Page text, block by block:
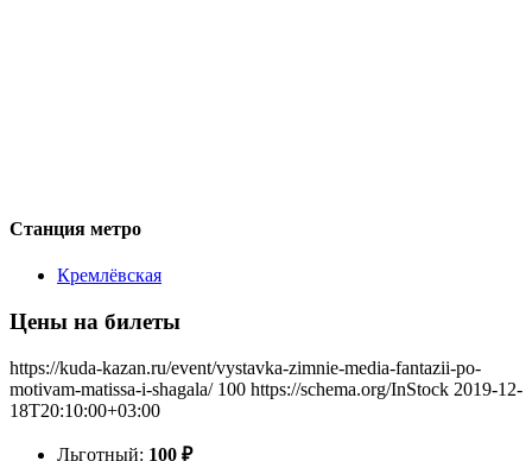
Станция метро
Кремлёвская
Цены на билеты
https://kuda-kazan.ru/event/vystavka-zimnie-media-fantazii-po-
motivam-matissa-i-shagala/ 100 https://schema.org/InStock 2019-12-
18T20:10:00+03:00
Льготный: 100 ₽